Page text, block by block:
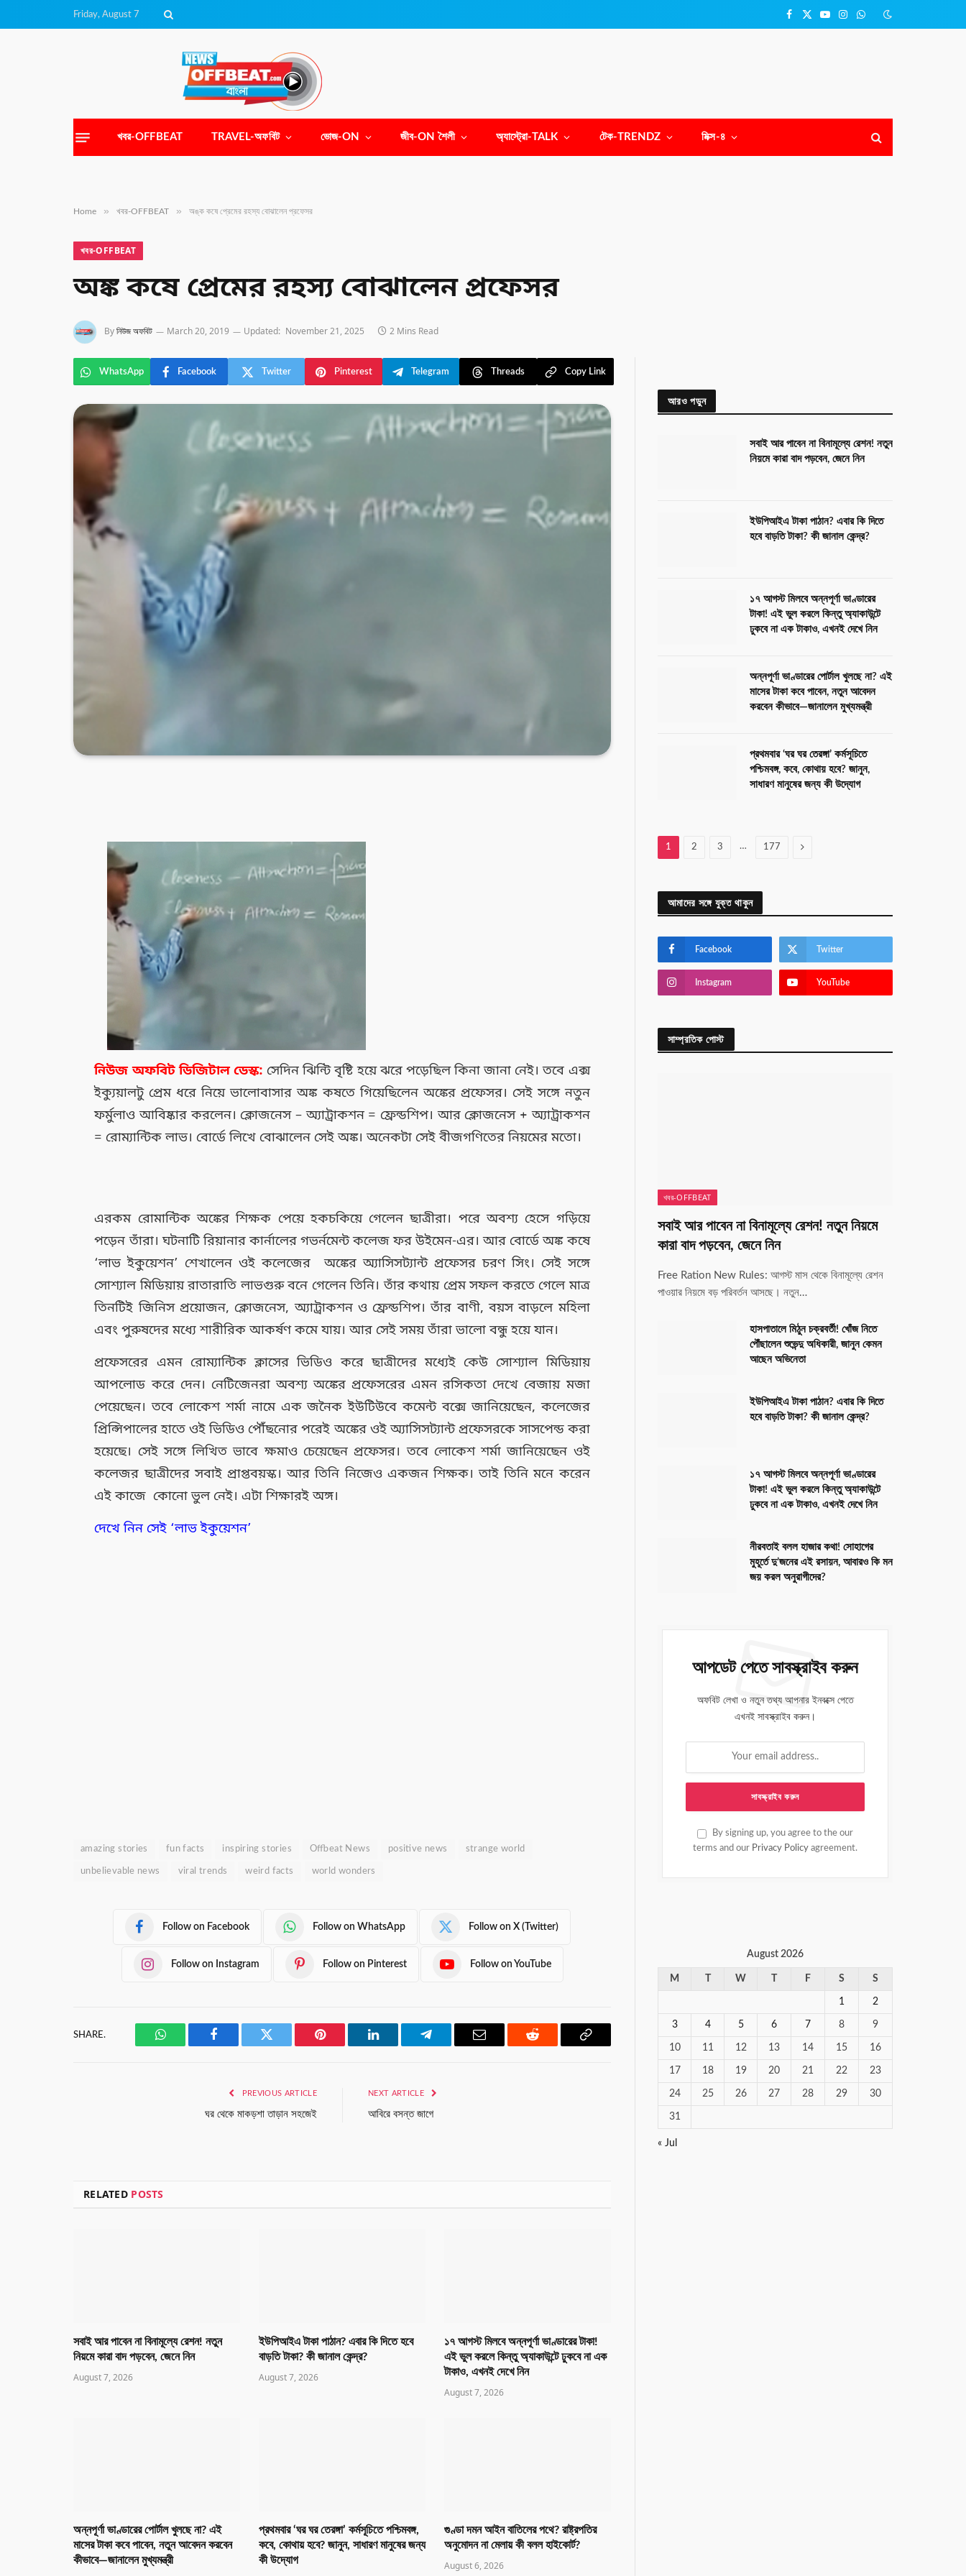
Friday, August 7
Facebook
X
YouTubeInstagram
WhatsApp
খবর-OFFBEAT TRAVEL-অফবিট ভোজ-ON জীব-ON শৈলী অ্যাস্ট্রো-TALK টেক-TRENDZ মিক্স-৪
Home » খবর-OFFBEAT » অঙ্ক কষে প্রেমের রহস্য বোঝালেন প্রফেসর
খবর-OFFBEAT
অঙ্ক কষে প্রেমের রহস্য বোঝালেন প্রফেসর
Byনিউজ অফবিট March 20, 2019 Updated: November 21, 2025 2 Mins Read
WhatsApp Facebook Twitter Pinterest Telegram Threads Copy Link
নিউজ অফবিট ডিজিটাল ডেস্ক: সেদিন ঝিন্টি বৃষ্টি হয়ে ঝরে পড়েছিল কিনা জানা নেই। তবে এক্স
ইক্যুয়ালটু প্রেম ধরে নিয়ে ভালোবাসার অঙ্ক কষতে গিয়েছিলেন অঙ্কের প্রফেসর। সেই সঙ্গে নতুন
ফর্মুলাও আবিষ্কার করলেন। ক্লোজনেস – অ্যাট্রাকশন = ফ্রেন্ডশিপ। আর ক্লোজনেস + অ্যাট্রাকশন
= রোম্যান্টিক লাভ। বোর্ডে লিখে বোঝালেন সেই অঙ্ক। অনেকটা সেই বীজগণিতের নিয়মের মতো।
এরকম রোমান্টিক অঙ্কের শিক্ষক পেয়ে হকচকিয়ে গেলেন ছাত্রীরা। পরে অবশ্য হেসে গড়িয়ে
পড়েন তাঁরা। ঘটনাটি রিয়ানার কার্নালের গভর্নমেন্ট কলেজ ফর উইমেন-এর। আর বোর্ডে অঙ্ক কষে
‘লাভ ইকুয়েশন’ শেখালেন ওই কলেজের অঙ্কের অ্যাসিসট্যান্ট প্রফেসর চরণ সিং। সেই সঙ্গে
সোশ্যাল মিডিয়ায় রাতারাতি লাভগুরু বনে গেলেন তিনি। তাঁর কথায় প্রেম সফল করতে গেলে মাত্র
তিনটিই জিনিস প্রয়োজন, ক্লোজনেস, অ্যাট্রাকশন ও ফ্রেন্ডশিপ। তাঁর বাণী, বয়স বাড়লে মহিলা
এবং পুরুষদের মধ্যে শারীরিক আকর্ষণ কমে যায়। আর সেই সময় তাঁরা ভালো বন্ধু হয়ে যান।
প্রফেসরের এমন রোম্যান্টিক ক্লাসের ভিডিও করে ছাত্রীদের মধ্যেই কেউ সোশ্যাল মিডিয়ায়
আপলোড করে দেন। নেটিজেনরা অবশ্য অঙ্কের প্রফেসরের এমন রসিকতা দেখে বেজায় মজা
পেয়েছেন। তবে লোকেশ শর্মা নামে এক জনৈক ইউটিউবে কমেন্ট বক্সে জানিয়েছেন, কলেজের
প্রিন্সিপালের হাতে ওই ভিডিও পৌঁছনোর পরেই অঙ্কের ওই অ্যাসিসট্যান্ট প্রফেসরকে সাসপেন্ড করা
হয়েছে। সেই সঙ্গে লিখিত ভাবে ক্ষমাও চেয়েছেন প্রফেসর। তবে লোকেশ শর্মা জানিয়েছেন ওই
কলেজর ছাত্রীদের সবাই প্রাপ্তবয়স্ক। আর তিনি নিজেও একজন শিক্ষক। তাই তিনি মনে করেন
এই কাজে কোনো ভুল নেই। এটা শিক্ষারই অঙ্গ।
দেখে নিন সেই ‘লাভ ইকুয়েশন’
amazing stories fun facts inspiring stories Offbeat News positive news strange world
unbelievable news viral trends weird facts world wonders
Follow on Facebook Follow on WhatsApp Follow on X (Twitter)
Follow on Instagram Follow on Pinterest Follow on YouTube
SHARE.
WhatsAppFacebook Twitter Pinterest LinkedIn Telegram Email Reddit
Copy
PREVIOUS ARTICLE
ঘর থেকে মাকড়শা তাড়ান সহজেই
NEXT ARTICLE
আবিরে বসন্ত জাগে
RELATED POSTS
সবাই আর পাবেন না বিনামূল্যে রেশন! নতুন
নিয়মে কারা বাদ পড়বেন, জেনে নিন
August 7, 2026
ইউপিআইএ টাকা পাঠান? এবার কি দিতে হবে
বাড়তি টাকা? কী জানাল কেন্দ্র?
August 7, 2026
১৭ আগস্ট মিলবে অন্নপূর্ণা ভাণ্ডারের টাকা!
এই ভুল করলে কিন্তু অ্যাকাউন্টে ঢুকবে না এক
টাকাও, এখনই দেখে নিন
August 7, 2026
অন্নপূর্ণা ভাণ্ডারের পোর্টাল খুলছে না? এই
মাসের টাকা কবে পাবেন, নতুন আবেদন করবেন
কীভাবে—জানালেন মুখ্যমন্ত্রী
প্রথমবার ‘ঘর ঘর তেরঙ্গা’ কর্মসূচিতে পশ্চিমবঙ্গ,
কবে, কোথায় হবে? জানুন, সাধারণ মানুষের জন্য
কী উদ্যোগ
গুণ্ডা দমন আইন বাতিলের পথে? রাষ্ট্রপতির
অনুমোদন না মেলায় কী বলল হাইকোর্ট?
August 6, 2026
আরও পড়ুন
সবাই আর পাবেন না বিনামূল্যে রেশন! নতুন
নিয়মে কারা বাদ পড়বেন, জেনে নিন
ইউপিআইএ টাকা পাঠান? এবার কি দিতে
হবে বাড়তি টাকা? কী জানাল কেন্দ্র?
১৭ আগস্ট মিলবে অন্নপূর্ণা ভাণ্ডারের
টাকা! এই ভুল করলে কিন্তু অ্যাকাউন্টে
ঢুকবে না এক টাকাও, এখনই দেখে নিন
অন্নপূর্ণা ভাণ্ডারের পোর্টাল খুলছে না? এই
মাসের টাকা কবে পাবেন, নতুন আবেদন
করবেন কীভাবে—জানালেন মুখ্যমন্ত্রী
প্রথমবার ‘ঘর ঘর তেরঙ্গা’ কর্মসূচিতে
পশ্চিমবঙ্গ, কবে, কোথায় হবে? জানুন,
সাধারণ মানুষের জন্য কী উদ্যোগ
1 2 3 … 177 Next
আমাদের সঙ্গে যুক্ত থাকুন
Facebook Twitter
Instagram YouTube
সাম্প্রতিক পোস্ট
খবর-OFFBEAT
সবাই আর পাবেন না বিনামূল্যে রেশন! নতুন নিয়মে
কারা বাদ পড়বেন, জেনে নিন
Free Ration New Rules: আগস্ট মাস থেকে বিনামূল্যে রেশন
পাওয়ার নিয়মে বড় পরিবর্তন আসছে। নতুন…
হাসপাতালে মিঠুন চক্রবর্তী! খোঁজ নিতে
পৌঁছালেন শুভেন্দু অধিকারী, জানুন কেমন
আছেন অভিনেতা
ইউপিআইএ টাকা পাঠান? এবার কি দিতে
হবে বাড়তি টাকা? কী জানাল কেন্দ্র?
১৭ আগস্ট মিলবে অন্নপূর্ণা ভাণ্ডারের
টাকা! এই ভুল করলে কিন্তু অ্যাকাউন্টে
ঢুকবে না এক টাকাও, এখনই দেখে নিন
নীরবতাই বলল হাজার কথা! সোহাগের
মুহূর্তে দু’জনের এই রসায়ন, আবারও কি মন
জয় করল অনুরাগীদের?
আপডেট পেতে সাবস্ক্রাইব করুন
অফবিট লেখা ও নতুন তথ্য আপনার ইনবক্সে পেতে
এখনই সাবস্ক্রাইব করুন।
By signing up, you agree to the our
terms and our Privacy Policy agreement.
August 2026
M W F S S
1 2
3 4 5 6 7 8 9
10 11 12 13 14 15 16
17 18 19 20 21 22 23
24 25 26 27 28 29 30
31
« Jul